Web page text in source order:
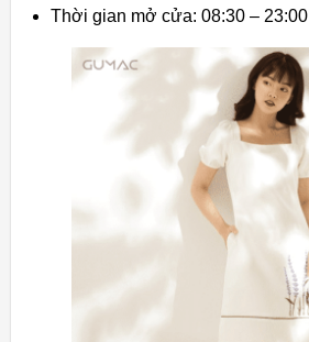
Thời gian mở cửa: 08:30 – 23:00